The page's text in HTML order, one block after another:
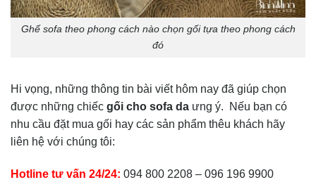
Ghế sofa theo phong cách nào chọn gối tựa theo phong cách
đó
Hi vọng, những thông tin bài viết hôm nay đã giúp chọn
được những chiếc gối cho sofa da ưng ý. Nếu bạn có
nhu cầu đặt mua gối hay các sản phẩm thêu khách hãy
liên hệ với chúng tôi:
Hotline tư vấn 24/24: 094 800 2208 – 096 196 9900